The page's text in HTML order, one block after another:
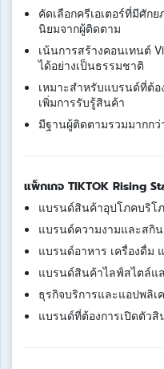
คัดเลือกครีเอเตอร์ที่มีศัก
นิยมจากผู้ติดตาม
เน้นการสร้างคอนเทนต์
ได้อย่างเป็นธรรมชาติ
เหมาะสำหรับแบรนด์ที่ต้อ
เพิ่มการรับรู้สินค้า
มีฐานผู้ติดตามรวมมากกว่
แพ็กเกจ TIKTOK Rising
แบรนด์สินค้าอุปโภคบริโ
แบรนด์ความงามและสกิ
แบรนด์อาหาร เครื่องดื่ม
แบรนด์สินค้าไลฟ์สไตล์แ
ธุรกิจบริการและแอปพลิเ
แบรนด์ที่ต้องการเปิดตัว